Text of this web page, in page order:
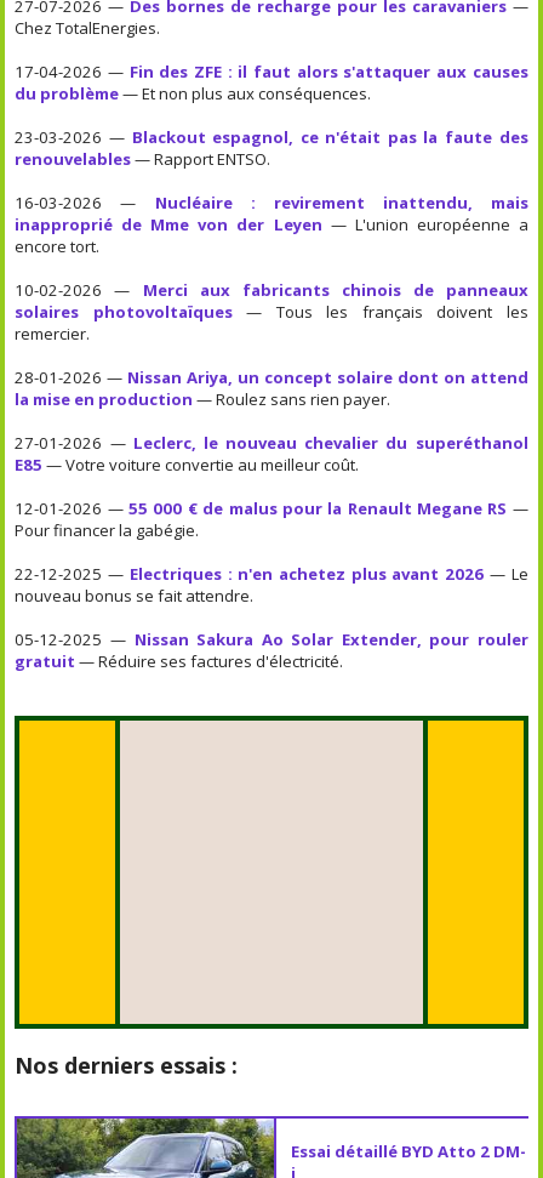
27-07-2026 — Des bornes de recharge pour les caravaniers—
Chez TotalEnergies.
17-04-2026 — Fin des ZFE : il faut alors s'attaquer aux causes
du problème— Et non plus aux conséquences.
23-03-2026 — Blackout espagnol, ce n'était pas la faute des
renouvelables— Rapport ENTSO.
16-03-2026 — Nucléaire : revirement inattendu, mais
inapproprié de Mme von der Leyen — L'union européenne a
encore tort.
10-02-2026 — Merci aux fabricants chinois de panneaux
solaires photovoltaïques— Tous les français doivent les
remercier.
28-01-2026 — Nissan Ariya, un concept solaire dont on attend
la mise en production — Roulez sans rien payer.
27-01-2026 — Leclerc, le nouveau chevalier du superéthanol
E85 — Votre voiture convertie au meilleur coût.
12-01-2026 —55 000 € de malus pour la Renault Megane RS —
Pour financer la gabégie.
22-12-2025 — Electriques : n'en achetez plus avant 2026 — Le
nouveau bonus se fait attendre.
05-12-2025 — Nissan Sakura Ao Solar Extender, pour rouler
gratuit — Réduire ses factures d'électricité.
Nos derniers essais :
Essai détaillé BYD Atto 2 DM-
i